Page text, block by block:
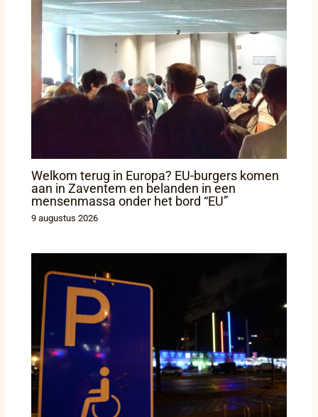
Welkom terug in Europa? EU-burgers komen
aan in Zaventem en belanden in een
mensenmassa onder het bord “EU”
9 augustus 2026